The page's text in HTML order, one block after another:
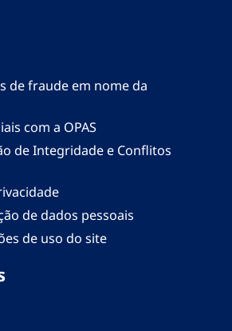
de fraude em nome da
com a OPAS
de Integridade e Conflitos
de dados pessoais
de uso do site